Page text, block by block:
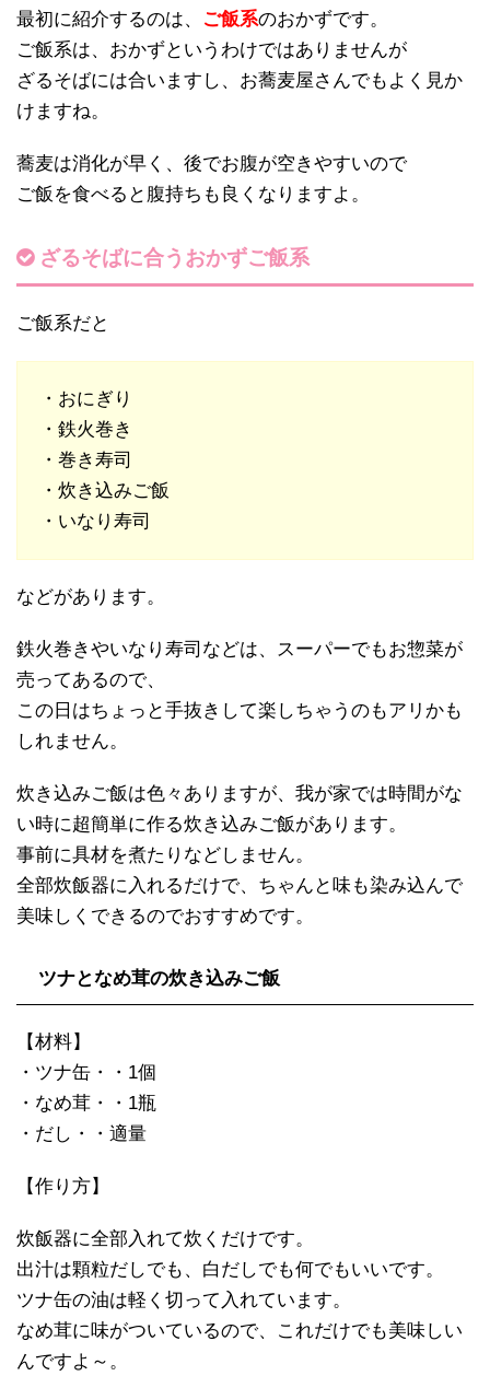
最初に紹介するのは、
ご飯系のおかずです。
ご飯系は、おかずというわけではありませんが
ざるそばには合いますし、お蕎麦屋さんでもよく見か
けますね。
蕎麦は消化が早く、後でお腹が空きやすいので
ご飯を食べると腹持ちも良くなりますよ。
ざるそばに合うおかずご飯系
ご飯系だと
・おにぎり
・鉄火巻き
・巻き寿司
・炊き込みご飯
・いなり寿司
などがあります。
鉄火巻きやいなり寿司などは、スーパーでもお惣菜が
売ってあるので、
この日はちょっと手抜きして楽しちゃうのもアリかも
しれません。
炊き込みご飯は色々ありますが、我が家では時間がな
い時に超簡単に作る炊き込みご飯があります。
事前に具材を煮たりなどしません。
全部炊飯器に入れるだけで、ちゃんと味も染み込んで
美味しくできるのでおすすめです。
ツナとなめ茸の炊き込みご飯
【材料】
・ツナ缶・・1個
・なめ茸・・1瓶
・だし・・適量
【作り方】
炊飯器に全部入れて炊くだけです。
出汁は顆粒だしでも、白だしでも何でもいいです。
ツナ缶の油は軽く切って入れています。
なめ茸に味がついているので、これだけでも美味しい
んですよ～。